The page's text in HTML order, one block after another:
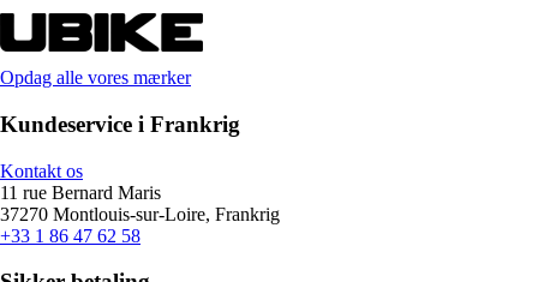
Opdag alle vores mærker
Kundeservice i Frankrig
Kontakt os
11 rue Bernard Maris
37270 Montlouis-sur-Loire, Frankrig
+33 1 86 47 62 58